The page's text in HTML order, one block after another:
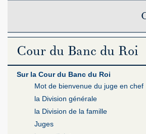
Cour du Banc du Roi
Sur la Cour du Banc du Roi
Mot de bienvenue du juge en chef
la Division générale
la Division de la famille
Juges